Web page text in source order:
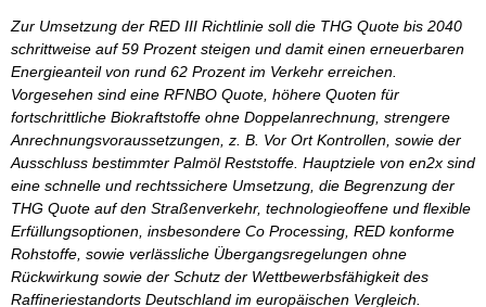
Zur Umsetzung der RED III Richtlinie soll die THG Quote bis 2040
schrittweise auf 59 Prozent steigen und damit einen erneuerbaren
Energieanteil von rund 62 Prozent im Verkehr erreichen.
Vorgesehen sind eine RFNBO Quote, höhere Quoten für
fortschrittliche Biokraftstoffe ohne Doppelanrechnung, strengere
Anrechnungsvoraussetzungen, z. B. Vor Ort Kontrollen, sowie der
Ausschluss bestimmter Palmöl Reststoffe. Hauptziele von en2x sind
eine schnelle und rechtssichere Umsetzung, die Begrenzung der
THG Quote auf den Straßenverkehr, technologieoffene und flexible
Erfüllungsoptionen, insbesondere Co Processing, RED konforme
Rohstoffe, sowie verlässliche Übergangsregelungen ohne
Rückwirkung sowie der Schutz der Wettbewerbsfähigkeit des
Raffineriestandorts Deutschland im europäischen Vergleich.